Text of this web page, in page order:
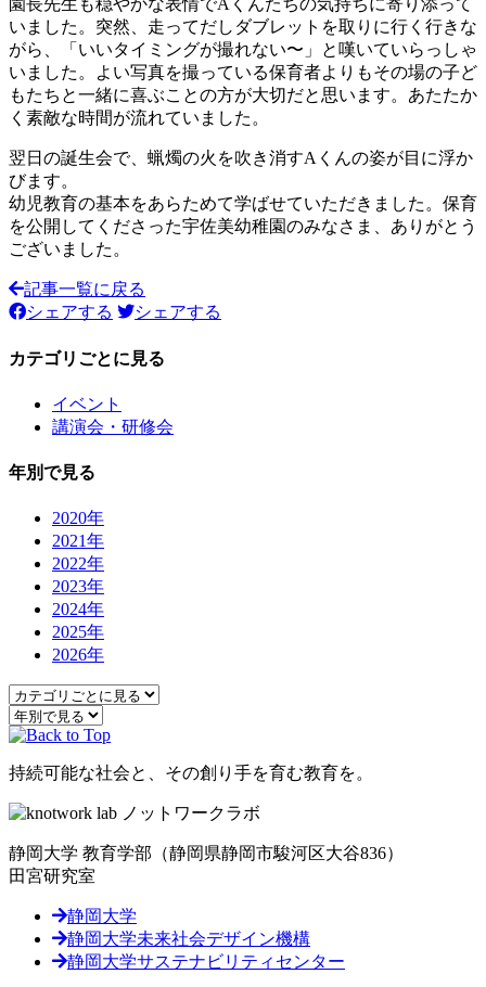
園長先生も穏やかな表情でAくんたちの気持ちに寄り添って
いました。突然、走ってだしダブレットを取りに行く行きな
がら、「いいタイミングが撮れない〜」と嘆いていらっしゃ
いました。よい写真を撮っている保育者よりもその場の子ど
もたちと一緒に喜ぶことの方が大切だと思います。あたたか
く素敵な時間が流れていました。
翌日の誕生会で、蝋燭の火を吹き消すAくんの姿が目に浮か
びます。
幼児教育の基本をあらためて学ばせていただきました。保育
を公開してくださった宇佐美幼稚園のみなさま、ありがとう
ございました。
記事一覧に戻る
シェアする
シェアする
カテゴリごとに見る
イベント
講演会・研修会
年別で見る
2020年
2021年
2022年
2023年
2024年
2025年
2026年
持続可能な社会と、その創り手を育む教育を。
静岡大学 教育学部 （静岡県静岡市駿河区大谷836）
田宮研究室
静岡大学
静岡大学未来社会デザイン機構
静岡大学サステナビリティセンター